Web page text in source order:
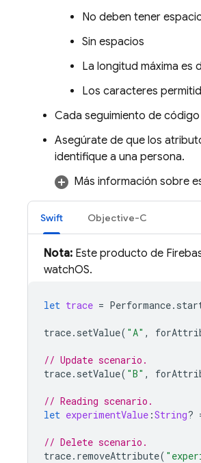
No deben tener
Sin espacios
La longitud máxima es
Los caracteres
Cada seguimiento de
Asegúrate de que los
identifique a una persona.
Más información sobre
Swift Objective-C
Nota: Este producto de
watchOS.
let trace = Performance.
trace. setValue( "A" ,
// Update scenario.
trace. setValue( "B" ,
// Reading scenario.
let experimentValue :String?
// Delete scenario.
trace. removeAttribute(